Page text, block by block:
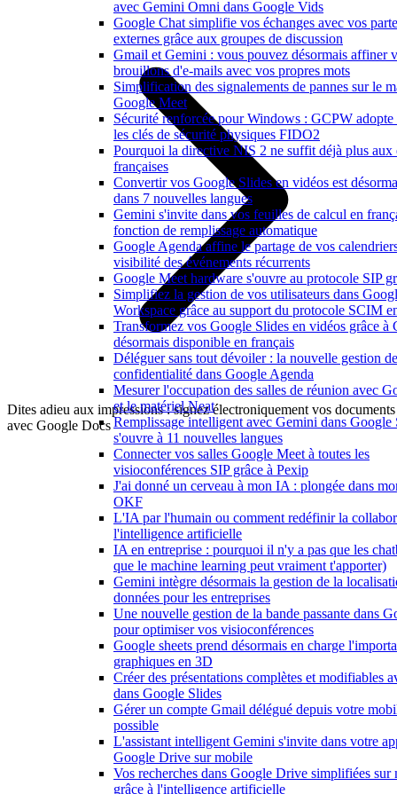
avec Gemini Omni dans Google Vids
Google Chat simplifie vos échanges avec vos
externes grâce aux groupes de discussion
Gmail et Gemini : vous pouvez désormais affiner
brouillons d'e-mails avec vos propres mots
Simplification des signalements de pannes sur le
Google Meet
Sécurité renforcée pour Windows : GCPW adopte
les clés de sécurité physiques FIDO2
Pourquoi la directive NIS 2 ne suffit déjà plus aux
françaises
Convertir vos Google Slides en vidéos est
dans 7 nouvelles langues
Gemini s'invite dans vos feuilles de calcul en
fonction de remplissage automatique
Google Agenda affine le partage de vos
visibilité des événements récurrents
Google Meet hardware s'ouvre au protocole SIP
Simplifiez la gestion de vos utilisateurs dans
Workspace grâce au support du protocole SCIM
Transformez vos Google Slides en vidéos grâce à
désormais disponible en français
Déléguer sans tout dévoiler : la nouvelle gestion
confidentialité dans Google Agenda
Mesurer l'occupation des salles de réunion avec
et le matériel Neat
Remplissage intelligent avec Gemini dans Google
s'ouvre à 11 nouvelles langues
Connecter vos salles Google Meet à toutes les
visioconférences SIP grâce à Pexip
J'ai donné un cerveau à mon IA : plongée dans
OKF
L'IA par l'humain ou comment redéfinir la
l'intelligence artificielle
IA en entreprise : pourquoi il n'y a pas que les
que le machine learning peut vraiment t'apporter)
Gemini intègre désormais la gestion de la
données pour les entreprises
Une nouvelle gestion de la bande passante dans
pour optimiser vos visioconférences
Google sheets prend désormais en charge
graphiques en 3D
Créer des présentations complètes et modifiables
dans Google Slides
Gérer un compte Gmail délégué depuis votre
possible
L'assistant intelligent Gemini s'invite dans votre
Google Drive sur mobile
Vos recherches dans Google Drive simplifiées sur
grâce à l'intelligence artificielle
Dites adieu aux impressions : signez électroniquement vos documents
avec Google Docs